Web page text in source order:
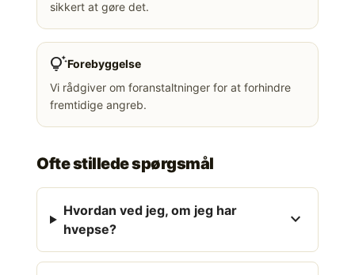
sikkert at gøre det.
tips_and_updatesForebyggelse
Vi rådgiver om foranstaltninger for at forhindre
fremtidige angreb.
Ofte stillede spørgsmål
Hvordan ved jeg, om jeg har
hvepse?
expand_more